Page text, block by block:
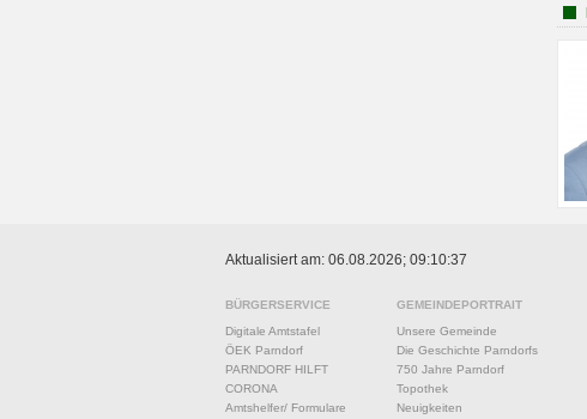
Aktualisiert am: 06.08.2026; 09:10:37
BÜRGERSERVICE
Digitale Amtstafel
ÖEK Parndorf
PARNDORF HILFT
CORONA
Amtshelfer/ Formulare
GEMEINDEPORTRAIT
Unsere Gemeinde
Die Geschichte Parndorfs
750 Jahre Parndorf
Topothek
Neuigkeiten